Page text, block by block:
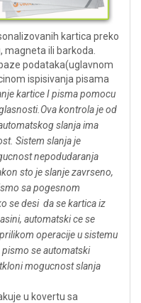
kartica preko
ili barkoda.
podataka(uglavnom
ispisivanja pisama
kartice I pisma pomocu
kontrola je od
slanja ima
Sistem slanja je
nepodudaranja
sto je slanje zavrseno,
sa pogesnom
se desi da se kartica iz
automatski ce se
operacije u sistemu
se automatski
mogucnost slanja
u kovertu sa